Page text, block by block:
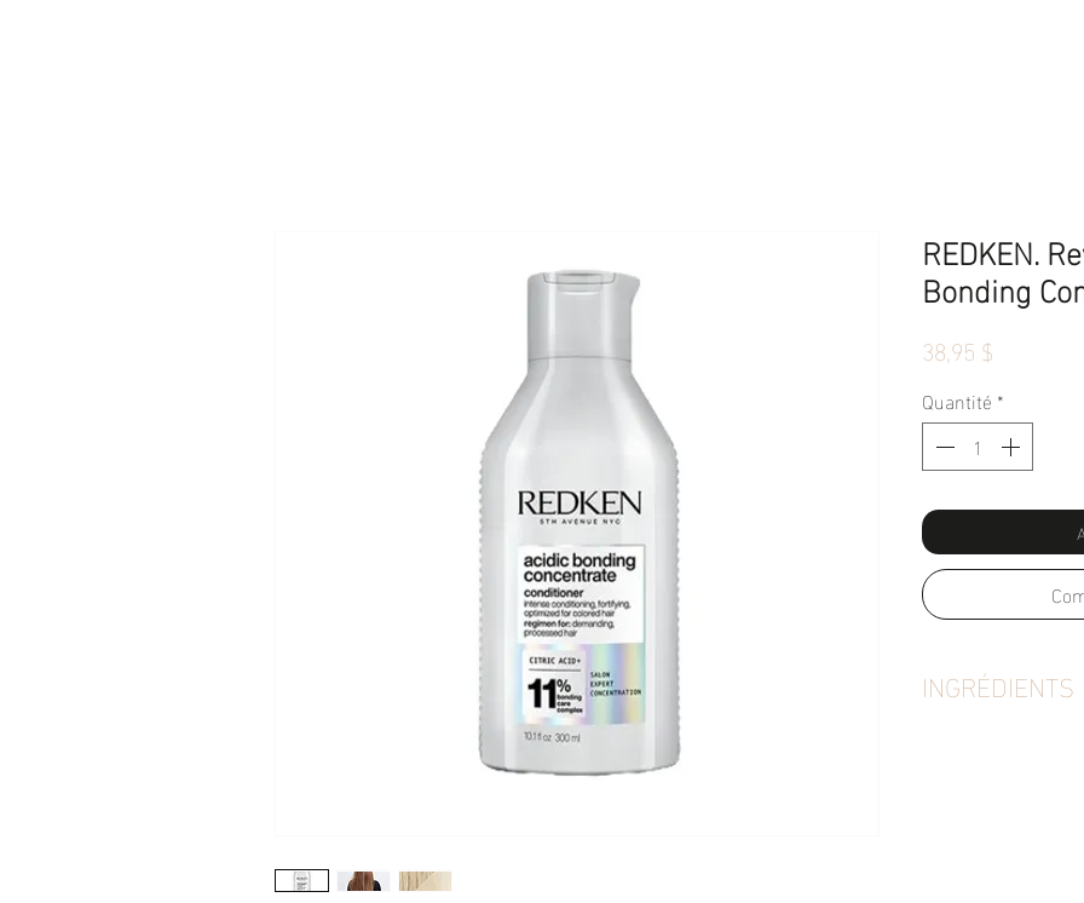
REDKEN.
Bonding
38,95 $
Quantité *
INGRÉDIENTS